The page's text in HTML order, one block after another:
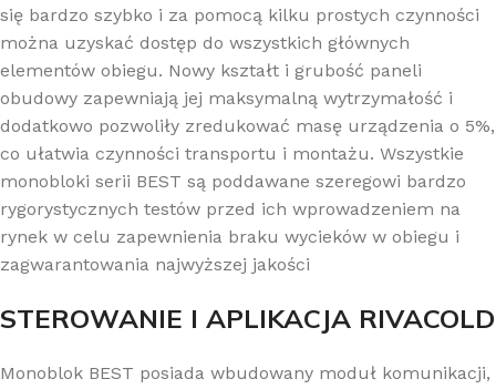
się bardzo szybko i za pomocą kilku prostych czynności
można uzyskać dostęp do wszystkich głównych
elementów obiegu. Nowy kształt i grubość paneli
obudowy zapewniają jej maksymalną wytrzymałość i
dodatkowo pozwoliły zredukować masę urządzenia o 5%,
co ułatwia czynności transportu i montażu. Wszystkie
monobloki serii BEST są poddawane szeregowi bardzo
rygorystycznych testów przed ich wprowadzeniem na
rynek w celu zapewnienia braku wycieków w obiegu i
zagwarantowania najwyższej jakości
STEROWANIE I APLIKACJA RIVACOLD
Monoblok BEST posiada wbudowany moduł komunikacji,